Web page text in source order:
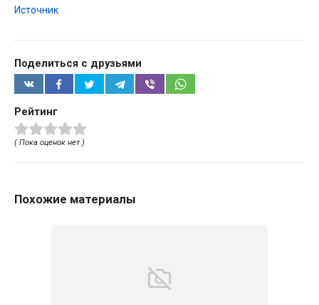
Источник
Поделиться с друзьями
Рейтинг
( Пока оценок нет )
Похожие материалы